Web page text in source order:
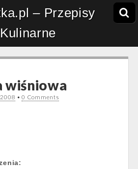
– Przepisy
Kulinarne
•0 Comments